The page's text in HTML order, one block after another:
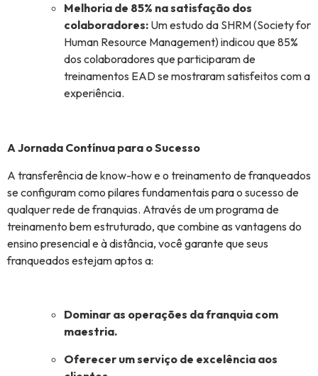
Melhoria de 85% na satisfação dos
colaboradores: Um estudo da SHRM (Society for
Human Resource Management) indicou que 85%
dos colaboradores que participaram de
treinamentos EAD se mostraram satisfeitos com a
experiência.
A Jornada Contínua para o Sucesso
A transferência de know-how e o treinamento de franqueados
se configuram como pilares fundamentais para o sucesso de
qualquer rede de franquias. Através de um programa de
treinamento bem estruturado, que combine as vantagens do
ensino presencial e à distância, você garante que seus
franqueados estejam aptos a:
Dominar as operações da franquia com
maestria.
Oferecer um serviço de excelência aos